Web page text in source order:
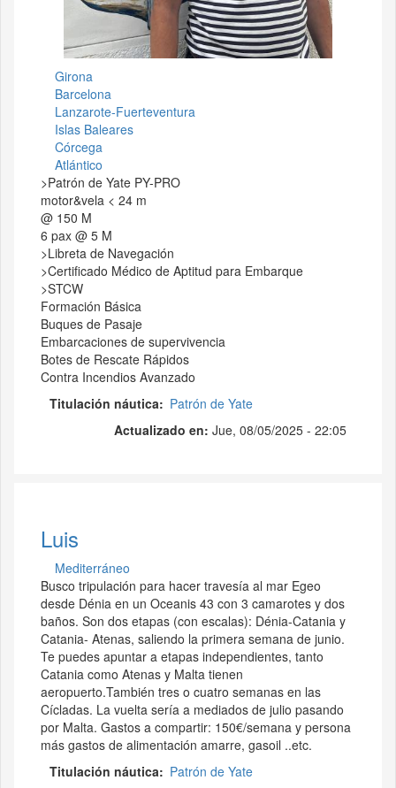
Girona
Barcelona
Lanzarote-Fuerteventura
Islas Baleares
Córcega
Atlántico
>Patrón de Yate PY-PRO
motor&vela < 24 m
@ 150 M
6 pax @ 5 M
>Libreta de Navegación
>Certificado Médico de Aptitud para Embarque
>STCW
Formación Básica
Buques de Pasaje
Embarcaciones de supervivencia
Botes de Rescate Rápidos
Contra Incendios Avanzado
Titulación náutica
Patrón de Yate
Actualizado en: Jue, 08/05/2025 - 22:05
Luis
Mediterráneo
Busco tripulación para hacer travesía al mar Egeo
desde Dénia en un Oceanis 43 con 3 camarotes y dos
baños. Son dos etapas (con escalas): Dénia-Catania y
Catania- Atenas, saliendo la primera semana de junio.
Te puedes apuntar a etapas independientes, tanto
Catania como Atenas y Malta tienen
aeropuerto.También tres o cuatro semanas en las
Cícladas. La vuelta sería a mediados de julio pasando
por Malta. Gastos a compartir: 150€/semana y persona
más gastos de alimentación amarre, gasoil ..etc.
Titulación náutica
Patrón de Yate